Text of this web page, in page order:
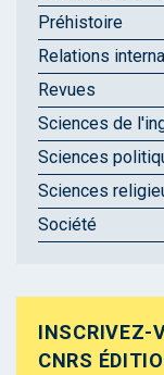
Préhistoire
Relations
Revues
Sciences de
Sciences
Sciences
Société
INSCRIVEZ-
CNRS